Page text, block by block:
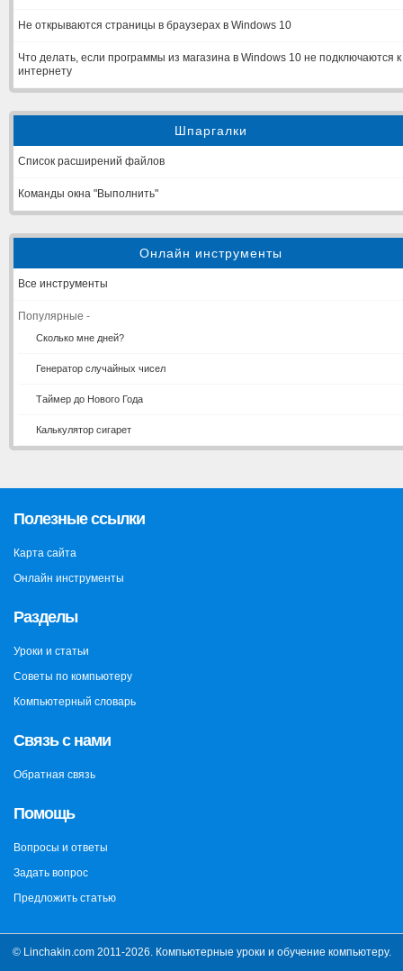
Не открываются страницы в браузерах в Windows 10
Что делать, если программы из магазина в Windows 10 не подключаются к
интернету
Шпаргалки
Список расширений файлов
Команды окна "Выполнить"
Онлайн инструменты
Все инструменты
Популярные -
Сколько мне дней?
Генератор случайных чисел
Таймер до Нового Года
Калькулятор сигарет
Полезные ссылки
Карта сайта
Онлайн инструменты
Разделы
Уроки и статьи
Советы по компьютеру
Компьютерный словарь
Связь с нами
Обратная связь
Помощь
Вопросы и ответы
Задать вопрос
Предложить статью
© Linchakin.com 2011-2026. Компьютерные уроки и обучение компьютеру.